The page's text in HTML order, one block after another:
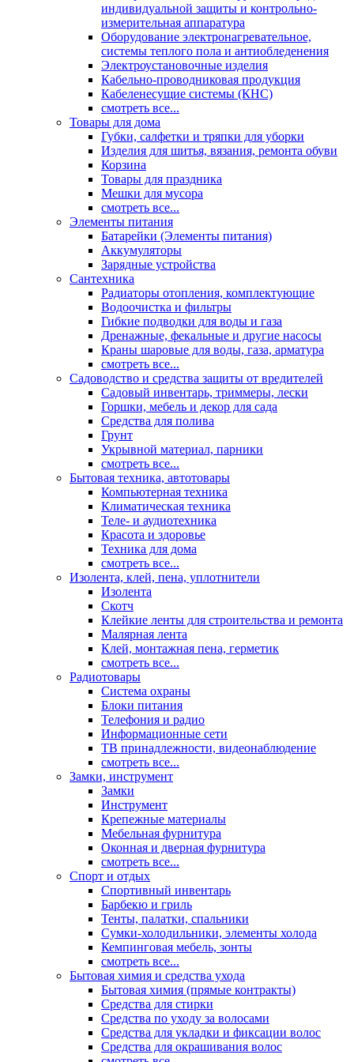
индивидуальной защиты и контрольно-
измерительная аппаратура
Оборудование электронагревательное,
системы теплого пола и антиобледенения
Электроустановочные изделия
Кабельно-проводниковая продукция
Кабеленесущие системы (КНС)
смотреть все...
Товары для дома
Губки, салфетки и тряпки для уборки
Изделия для шитья, вязания, ремонта обуви
Корзина
Товары для праздника
Мешки для мусора
смотреть все...
Элементы питания
Батарейки (Элементы питания)
Аккумуляторы
Зарядные устройства
Сантехника
Радиаторы отопления, комплектующие
Водоочистка и фильтры
Гибкие подводки для воды и газа
Дренажные, фекальные и другие насосы
Краны шаровые для воды, газа, арматура
смотреть все...
Садоводство и средства защиты от вредителей
Садовый инвентарь, триммеры, лески
Горшки, мебель и декор для сада
Средства для полива
Грунт
Укрывной материал, парники
смотреть все...
Бытовая техника, автотовары
Компьютерная техника
Климатическая техника
Теле- и аудиотехника
Красота и здоровье
Техника для дома
смотреть все...
Изолента, клей, пена, уплотнители
Изолента
Скотч
Клейкие ленты для строительства и ремонта
Малярная лента
Клей, монтажная пена, герметик
смотреть все...
Радиотовары
Система охраны
Блоки питания
Телефония и радио
Информационные сети
ТВ принадлежности, видеонаблюдение
смотреть все...
Замки, инструмент
Замки
Инструмент
Крепежные материалы
Мебельная фурнитура
Оконная и дверная фурнитура
смотреть все...
Спорт и отдых
Спортивный инвентарь
Барбекю и гриль
Тенты, палатки, спальники
Сумки-холодильники, элементы холода
Кемпинговая мебель, зонты
смотреть все...
Бытовая химия и средства ухода
Бытовая химия (прямые контракты)
Средства для стирки
Средства по уходу за волосами
Средства для укладки и фиксации волос
Средства для окрашивания волос